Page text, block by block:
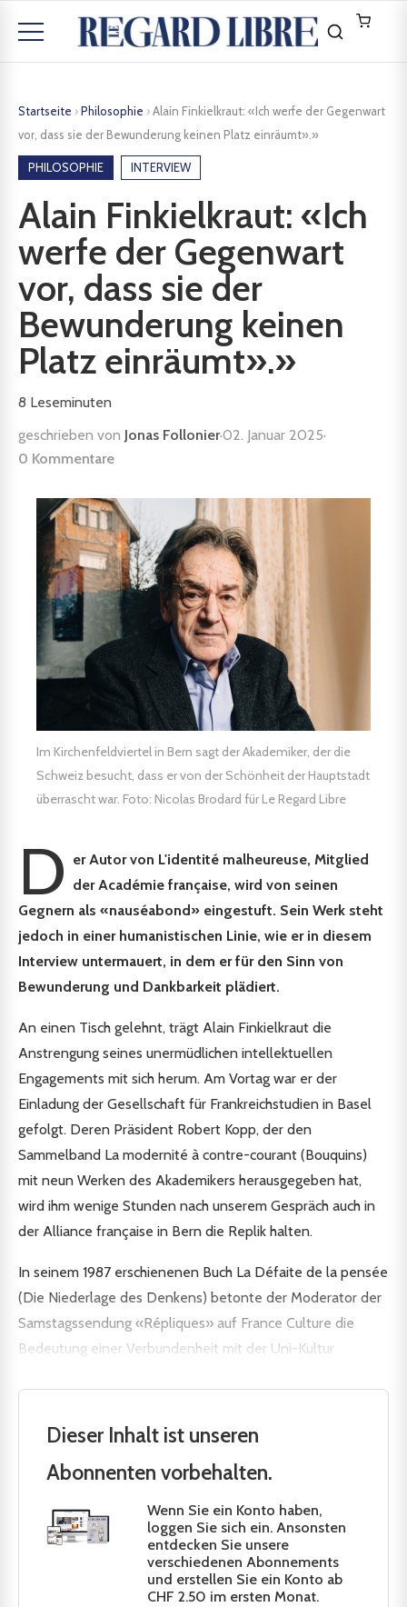
Startseite ›Philosophie ›Alain Finkielkraut: «Ich werfe der Gegenwart
vor, dass sie der Bewunderung keinen Platz einräumt».»
PHILOSOPHIE INTERVIEW
Alain Finkielkraut: «Ich
werfe der Gegenwart
vor, dass sie der
Bewunderung keinen
Platz einräumt».»
8 Leseminuten
geschrieben von Jonas Follonier·02. Januar 2025·
0 Kommentare
Im Kirchenfeldviertel in Bern sagt der Akademiker, der die
Schweiz besucht, dass er von der Schönheit der Hauptstadt
überrascht war. Foto: Nicolas Brodard für Le Regard Libre
D er Autor von L'identité malheureuse, Mitglied
der Académie française, wird von seinen
Gegnern als «nauséabond» eingestuft. Sein Werk steht
jedoch in einer humanistischen Linie, wie er in diesem
Interview untermauert, in dem er für den Sinn von
Bewunderung und Dankbarkeit plädiert.
An einen Tisch gelehnt, trägt Alain Finkielkraut die
Anstrengung seines unermüdlichen intellektuellen
Engagements mit sich herum. Am Vortag war er der
Einladung der Gesellschaft für Frankreichstudien in Basel
gefolgt. Deren Präsident Robert Kopp, der den
Sammelband La modernité à contre-courant (Bouquins)
mit neun Werken des Akademikers herausgegeben hat,
wird ihm wenige Stunden nach unserem Gespräch auch in
der Alliance française in Bern die Replik halten.
In seinem 1987 erschienenen Buch La Défaite de la pensée
(Die Niederlage des Denkens) betonte der Moderator der
Samstagssendung «Répliques» auf France Culture die
Bedeutung einer Verbundenheit mit der Uni-Kultur
Dieser Inhalt ist unseren
Abonnenten vorbehalten.
Wenn Sie ein Konto haben,
loggen Sie sich ein. Ansonsten
entdecken Sie unsere
verschiedenen Abonnements
und erstellen Sie ein Konto ab
CHF 2.50 im ersten Monat.